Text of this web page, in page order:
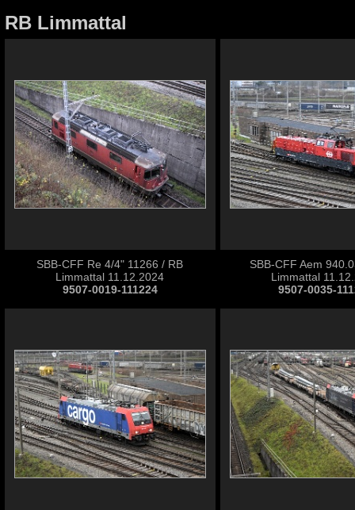
RB Limmattal
SBB-CFF Re 4/4" 11266 / RB
Limmattal 11.12.2024
9507-0019-111224
SBB-CFF Aem
Limmattal
9507-0035-